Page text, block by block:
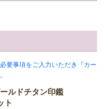
要事項をご入力いただき『カー
ルドチタン印鑑
ト